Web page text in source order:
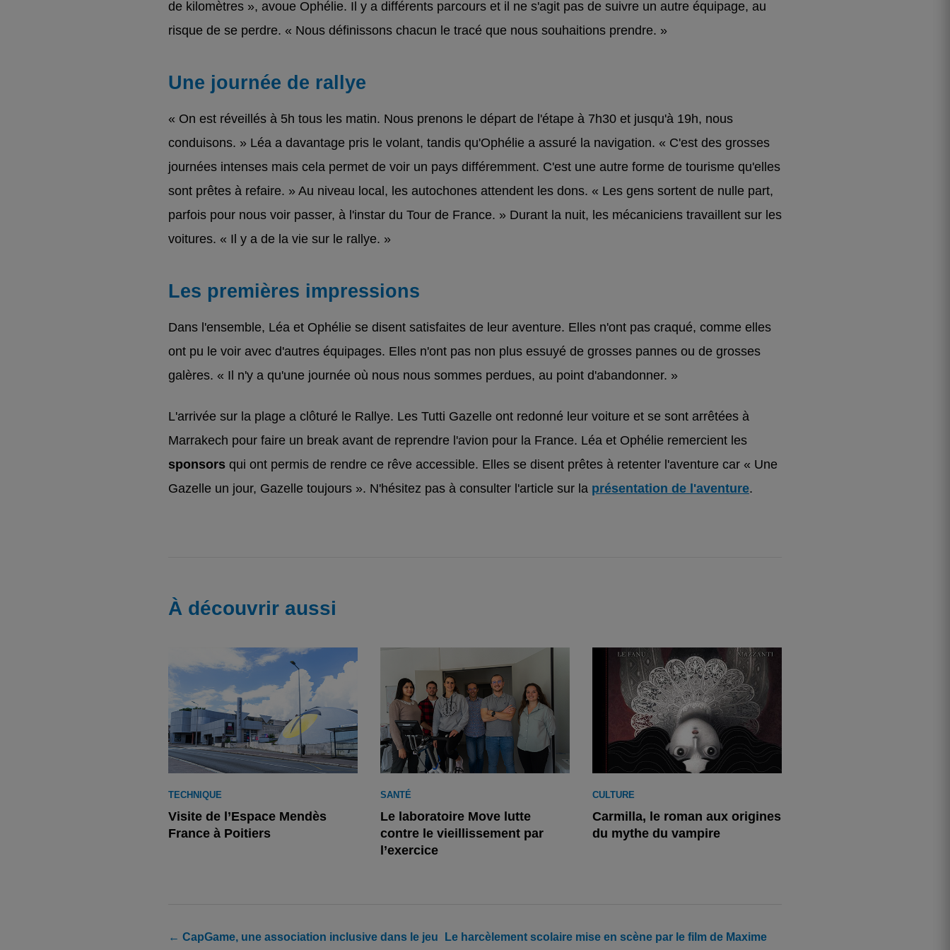
de kilomètres », avoue Ophélie. Il y a différents parcours et il ne s'agit pas de suivre un autre équipage, au
risque de se perdre. « Nous définissons chacun le tracé que nous souhaitions prendre. »
Une journée de rallye
« On est réveillés à 5h tous les matin. Nous prenons le départ de l'étape à 7h30 et jusqu'à 19h, nous
conduisons. » Léa a davantage pris le volant, tandis qu'Ophélie a assuré la navigation. « C'est des grosses
journées intenses mais cela permet de voir un pays différemment. C'est une autre forme de tourisme qu'elles
sont prêtes à refaire. » Au niveau local, les autochones attendent les dons. « Les gens sortent de nulle part,
parfois pour nous voir passer, à l'instar du Tour de France. » Durant la nuit, les mécaniciens travaillent sur les
voitures. « Il y a de la vie sur le rallye. »
Les premières impressions
Dans l'ensemble, Léa et Ophélie se disent satisfaites de leur aventure. Elles n'ont pas craqué, comme elles
ont pu le voir avec d'autres équipages. Elles n'ont pas non plus essuyé de grosses pannes ou de grosses
galères. « Il n'y a qu'une journée où nous nous sommes perdues, au point d'abandonner. »
L'arrivée sur la plage a clôturé le Rallye. Les Tutti Gazelle ont redonné leur voiture et se sont arrêtées à
Marrakech pour faire un break avant de reprendre l'avion pour la France. Léa et Ophélie remercient les
sponsors qui ont permis de rendre ce rêve accessible. Elles se disent prêtes à retenter l'aventure car « Une
Gazelle un jour, Gazelle toujours ». N'hésitez pas à consulter l'article sur la présentation de l'aventure.
À découvrir aussi
TECHNIQUE
Visite de l’Espace Mendès
France à Poitiers
SANTÉ
Le laboratoire Move lutte
contre le vieillissement par
l’exercice
CULTURE
Carmilla, le roman aux origines
du mythe du vampire
← CapGame, une association inclusive dans le jeu Le harcèlement scolaire mise en scène par le film de Maxime